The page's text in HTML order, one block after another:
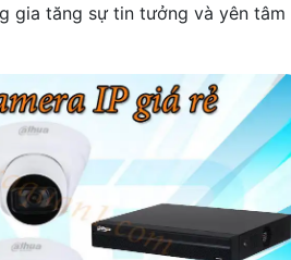
gia tăng sự tin tưởng và yên tâm